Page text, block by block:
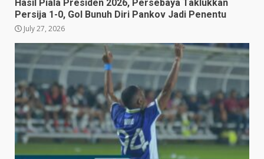
Hasil Piala Presiden 2026, Persebaya Taklukkan
Persija 1-0, Gol Bunuh Diri Pankov Jadi Penentu
July 27, 2026